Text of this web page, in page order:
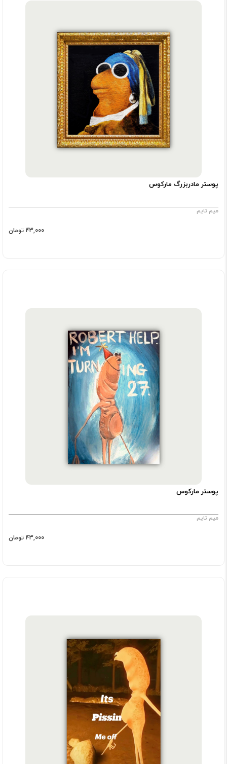
پوستر مادربزرگ مارکوس
میم تایم
43,000 تومان
پوستر مارکوس
میم تایم
43,000 تومان